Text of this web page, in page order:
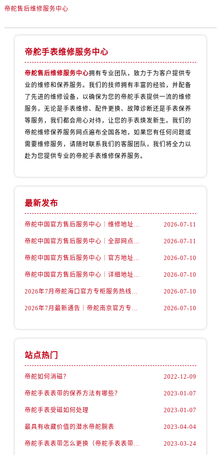
帝舵售后维修服务中心
帝舵手表维修服务中心
帝舵售后维修服务中心拥有专业团队，致力于为客户提供专
业的维修和保养服务。我们的技师拥有丰富的经验，并配备
了先进的维修设备，以确保为您的帝舵手表提供一流的维修
服务，无论是手表维修、配件更换、故障诊断还是手表保养
等服务，我们都会用心对待，让您的手表焕发新生。我们的
帝舵维修保养服务网点遍布全国各地，如果您有任何问题或
需要维修服务，请随时联系我们的客服团队，我们将全力以
赴为您提供专业的帝舵手表维修保养服务。
最新发布
帝舵中国官方售后服务中心｜维修地址及售后服务热线权威信息声明（2026年7月最新） 2026-07-11
帝舵中国官方售后服务中心｜全部网点地址及电话权威信息通告（2026年7月最新） 2026-07-11
帝舵中国官方售后服务中心｜官方地址与客服热线权威信息声明（2026年7月最新） 2026-07-10
帝舵中国官方售后服务中心｜详细地址与24小时客服电话权威信息声明（2026年7月最新） 2026-07-10
2026年7月帝舵海口官方专柜服务热线大全+客户咨询通道公开 2026-07-10
2026年7月最新通告｜帝舵南京官方专柜服务热线一键获取攻略 2026-07-10
站点热门
帝舵如何消磁？ 2022-12-09
帝舵手表表带的保养方法有哪些？ 2023-01-07
帝舵手表受磁如何处理 2023-01-07
最具有收藏价值的潜水帝舵腕表 2023-04-04
帝舵手表表带怎么更换（帝舵手表表带如何更换) 2023-03-24